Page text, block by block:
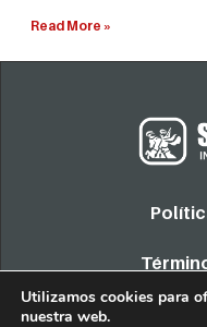
Read More »
COPYRIGHT 2022.
Utilizamos cookies para
nuestra web.